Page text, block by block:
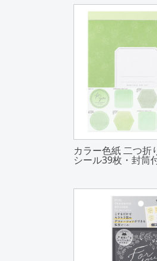
カラー色紙 二つ折
シール39枚・封筒